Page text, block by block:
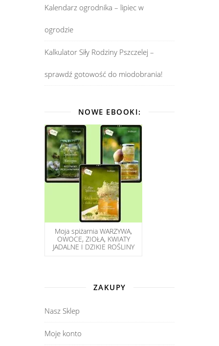
Kalendarz ogrodnika – lipiec w
ogrodzie
Kalkulator Siły Rodziny Pszczelej –
sprawdź gotowość do miodobrania!
NOWE EBOOKI:
Moja spiżarnia WARZYWA,
OWOCE, ZIOŁA, KWIATY
JADALNE I DZIKIE ROŚLINY
ZAKUPY
Nasz Sklep
Moje konto